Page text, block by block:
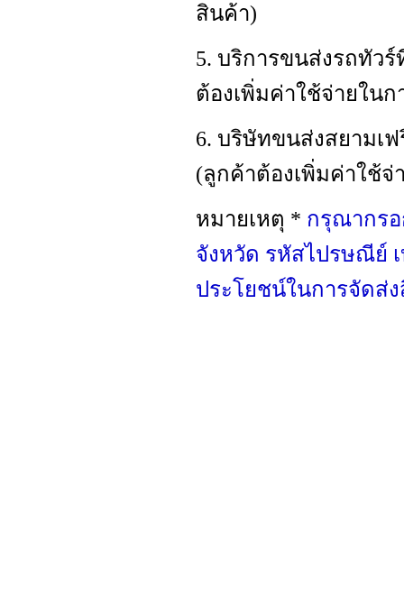
สินค้า)
5. บริการขนส่งรถทัว
ต้องเพิ่มค่าใช้จ่ายใน
6. บริษัทขนส่งสยามเ
(ลูกค้าต้องเพิ่มค่าใช้
หมายเหตุ * กรุณากร
จังหวัด รหัสไปรษณีย์
ประโยชน์ในการจัดส่